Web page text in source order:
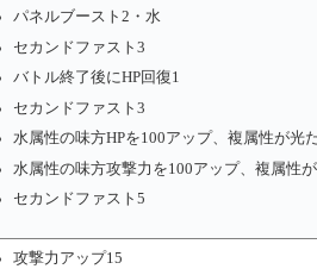
パネルブースト2・水
セカンドファスト3
バトル終了後にHP回復1
セカンドファスト3
水属性の味方HPを100アップ、複属性が光
水属性の味方攻撃力を100アップ、複属性
セカンドファスト5
攻撃力アップ15